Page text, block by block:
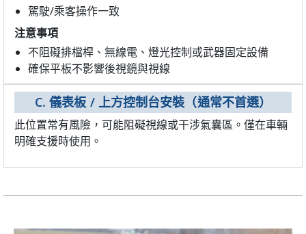
駕駛/乘客操作一致
注意事項
不阻礙排檔桿、無線電、燈光控制或武器固定設備
確保平板不影響後視鏡與視線
C. 儀表板 / 上方控制台安裝（通常不首選）
此位置常有風險，可能阻礙視線或干涉氣囊區。僅在車輛
明確支援時使用。